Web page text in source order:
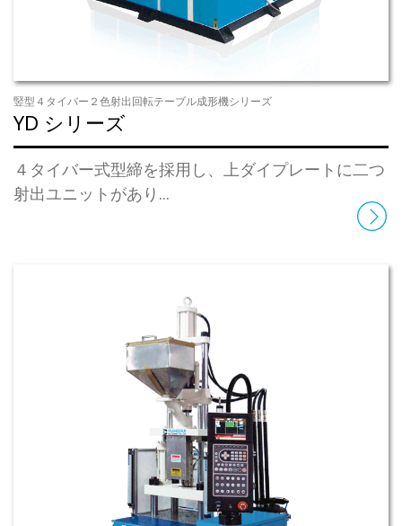
竪型４タイバー２色射出回転テーブル成形機シリーズ
YD シリーズ
４タイバー式型締を採用し、上ダイプレートに二つ
射出ユニットがあり...